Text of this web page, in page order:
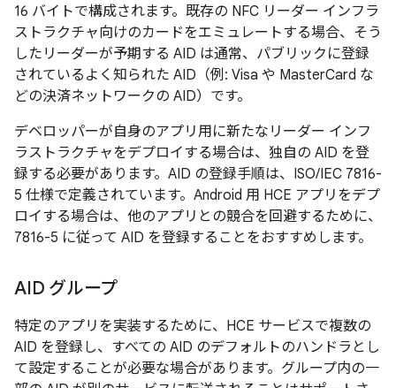
16 バイトで構成されます。既存の NFC リーダー インフラ
ストラクチャ向けのカードをエミュレートする場合、そう
したリーダーが予期する AID は通常、パブリックに登録
されているよく知られた AID（例: Visa や MasterCard な
どの決済ネットワークの AID）です。
デベロッパーが自身のアプリ用に新たなリーダー インフ
ラストラクチャをデプロイする場合は、独自の AID を登
録する必要があります。AID の登録手順は、ISO/IEC 7816-
5 仕様で定義されています。Android 用 HCE アプリをデプ
ロイする場合は、他のアプリとの競合を回避するために、
7816-5 に従って AID を登録することをおすすめします。
AID グループ
特定のアプリを実装するために、HCE サービスで複数の
AID を登録し、すべての AID のデフォルトのハンドラとし
て設定することが必要な場合があります。グループ内の一